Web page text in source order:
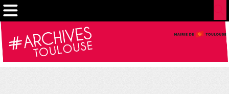
Cookies management panel